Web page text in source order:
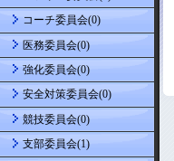
コーチ委員会(0)
医務委員会(0)
強化委員会(0)
安全対策委員会(0)
競技委員会(0)
支部委員会(1)